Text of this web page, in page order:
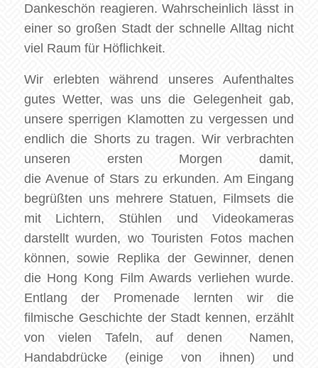
Dankeschön reagieren. Wahrscheinlich lässt in
einer so großen Stadt der schnelle Alltag nicht
viel Raum für Höflichkeit.
Wir erlebten während unseres Aufenthaltes
gutes Wetter, was uns die Gelegenheit gab,
unsere sperrigen Klamotten zu vergessen und
endlich die Shorts zu tragen. Wir verbrachten
unseren ersten Morgen damit,
dieAvenue of Stars zu erkunden. Am Eingang
begrüßten uns mehrere Statuen, Filmsets die
mit Lichtern, Stühlen und Videokameras
darstellt wurden, wo Touristen Fotos machen
können, sowie Replika der Gewinner, denen
die Hong Kong Film Awards verliehen wurde.
Entlang der Promenade lernten wir die
filmische Geschichte der Stadt kennen, erzählt
von vielen Tafeln, auf denen Namen,
Handabdrücke (einige von ihnen) und